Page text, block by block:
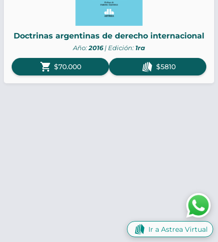
Doctrinas argentinas de derecho internacional
Año:2016| Edición: 1ra
shopping_cart $70.000 $5810
Ir a Astrea Virtual